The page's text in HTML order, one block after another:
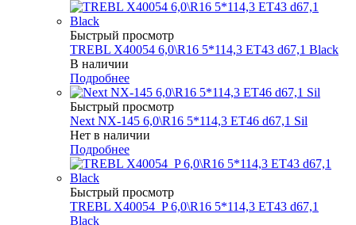
Быстрый просмотр
TREBL X40054 6,0\R16 5*114,3 ET43 d67,1 Black
В наличии
Подробнее
Быстрый просмотр
Next NX-145 6,0\R16 5*114,3 ET46 d67,1 Sil
Нет в наличии
Подробнее
Быстрый просмотр
TREBL X40054_P 6,0\R16 5*114,3 ET43 d67,1
Black